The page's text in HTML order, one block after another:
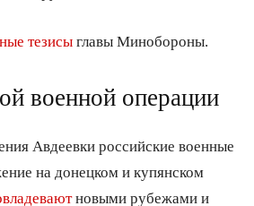
тезисы главы Минобороны.
военной операции
Авдеевки российские военные
на донецком и купянском
новыми рубежами и